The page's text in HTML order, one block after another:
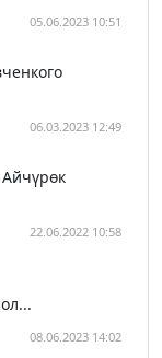
05.06.2023 10:51
06.03.2023 12:49
22.06.2022 10:58
08.06.2023 14:02